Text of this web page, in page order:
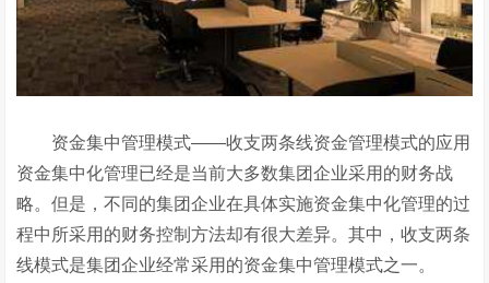
资金集中管理模式——收支两条线资金管理模式的应用
资金集中化管理已经是当前大多数集团企业采用的财务战
略。但是，不同的集团企业在具体实施资金集中化管理的过
程中所采用的财务控制方法却有很大差异。其中，收支两条
线模式是集团企业经常采用的资金集中管理模式之一。